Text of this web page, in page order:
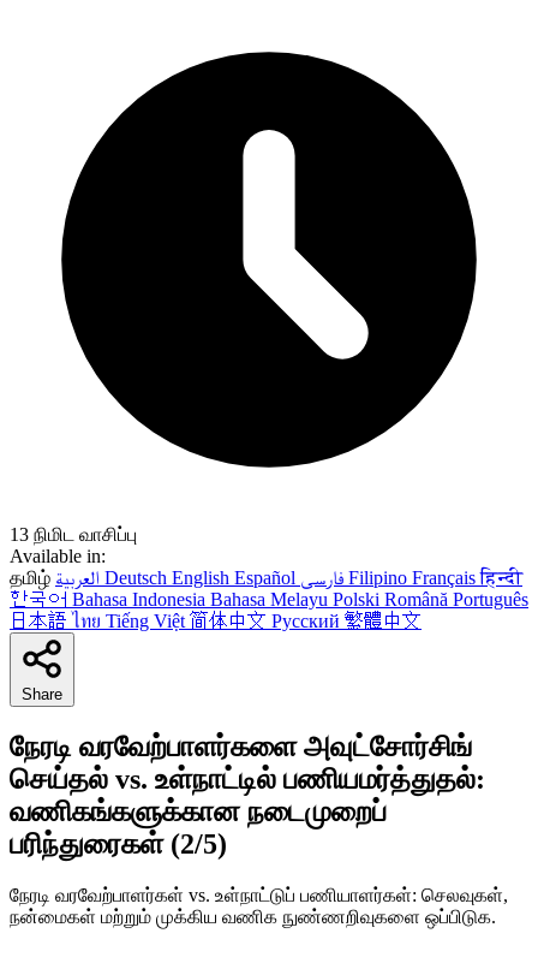
13 நிமிட வாசிப்பு
Available in:
தமிழ்
Deutsch English Español Filipino Françaisहिन्दी
한국어 Bahasa Indonesia Bahasa Melayu Polski Română Português
日本語 ไทย Tiếng Việt 简体中文 Русский 繁體中文
Share
நேரடி வரவேற்பாளர்களை அவுட்சோர்சிங்
செய்தல் vs. உள்நாட்டில் பணியமர்த்துதல்:
வணிகங்களுக்கான நடைமுறைப்
பரிந்துரைகள் (2/5)
நேரடி வரவேற்பாளர்கள் vs. உள்நாட்டுப் பணியாளர்கள்: செலவுகள்,
நன்மைகள் மற்றும் முக்கிய வணிக நுண்ணறிவுகளை ஒப்பிடுக.